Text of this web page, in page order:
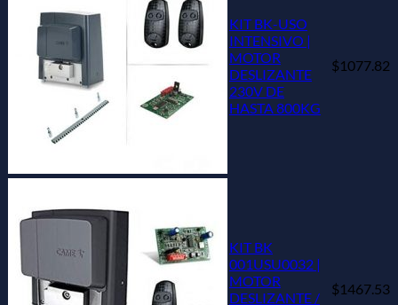
KIT BK-USO
INTENSIVO |
MOTOR
DESLIZANTE
230V DE
HASTA 800KG
$1077.82
KIT BK
001USU0032 |
MOTOR
DESLIZANTE /
$1467.53